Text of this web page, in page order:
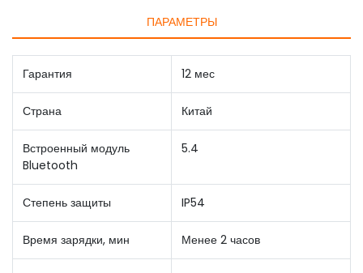
ПАРАМЕТРЫ
Гарантия 12 мес
Страна Китай
Встроенный модуль
Bluetooth
5.4
Степень защиты IP54
Время зарядки, мин Менее 2 часов